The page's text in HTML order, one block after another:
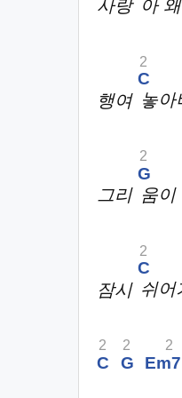
사랑 아
행여
C
2
놓아
그리
G
2
움이
잠시
C
2
쉬어
C
2
G
2
Em7
2